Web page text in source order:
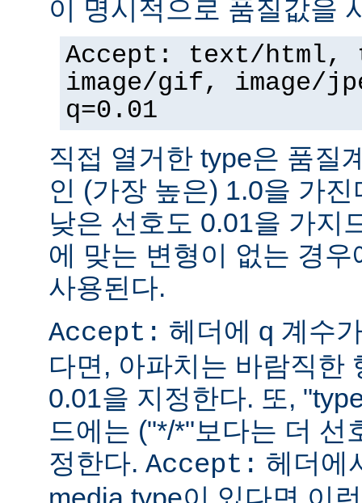
이 명시적으로 품질값을
Accept: text/
image/gif, image/
q=0.01
직접 열거한 type은 품질
인 (가장 높은) 1.0을 가
낮은 선호도 0.01을 가지
에 맞는 변형이 없는 경
사용된다.
Accept: 헤더에 q 계수
다면, 아파치는 바람직한
0.01을 지정한다. 또,
드에는 ("*/*"보다는 더 선
정한다. Accept: 헤더에